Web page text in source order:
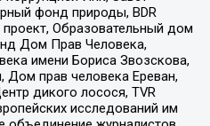
фонд природы, BDR
Образовательный дом
Дом Прав Человека,
имени Бориса Звозскова,
Дом прав человека Ереван,
дикого лосося, TVR
исследований им